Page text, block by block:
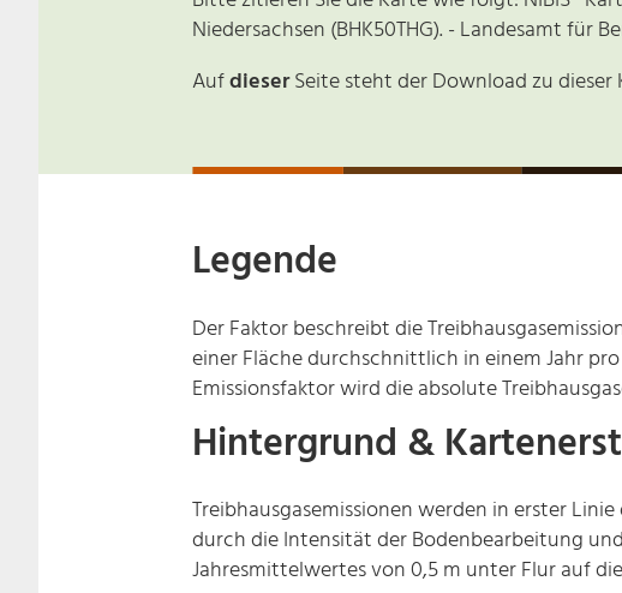
Niedersachsen (BHK50THG). - Landesamt für
AufdieserSeite steht der Download zu dieser
Legende
Der Faktor beschreibt die
einer Fläche durchschnittlich in einem Jahr
Emissionsfaktor wird die absolute
Hintergrund &
Treibhausgasemissionen werden in erster
durch die Intensität der Bodenbearbeitung
Jahresmittelwertes von 0,5 m unter Flur auf